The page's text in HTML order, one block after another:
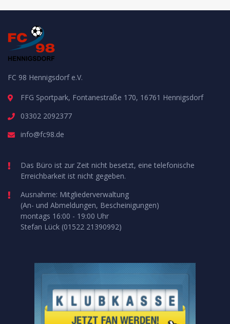
FC 98 Hennigsdorf e.V.
FFG Sportpark, Fontanestraße 170, 16761 Hennigsdorf
03302 2092377
info@fc98.de
Das Büro ist zur Zeit nicht besetzt, eine telefonische
Erreichbarkeit ist nicht gegeben.
Ausnahme: Mitgliederverwaltung
(An- und Abmeldungen, Bescheinigungen)
montags 16:00 - 19:00 Uhr
Stefan Lück (01522 21390992)